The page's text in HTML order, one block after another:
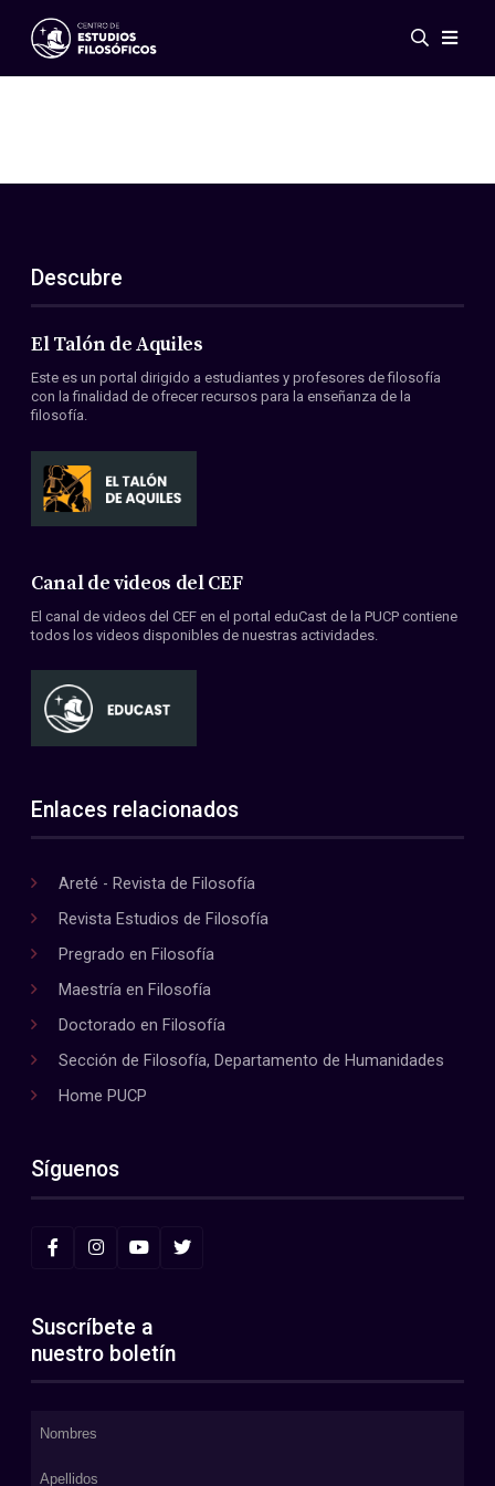
Eventos
ES
EN
Acerca de nosotros
Miembros
Convenios
Descubre
El Talón de Aquiles
Este es un portal dirigido a estudiantes y profesores de filosofía
con la finalidad de ofrecer recursos para la enseñanza de la
filosofía.
Canal de videos del CEF
El canal de videos del CEF en el portal eduCast de la PUCP contiene
todos los videos disponibles de nuestras actividades.
Enlaces relacionados
Areté - Revista de Filosofía
Revista Estudios de Filosofía
Pregrado en Filosofía
Maestría en Filosofía
Doctorado en Filosofía
Sección de Filosofía, Departamento de Humanidades
Home PUCP
Síguenos
Suscríbete a
nuestro boletín